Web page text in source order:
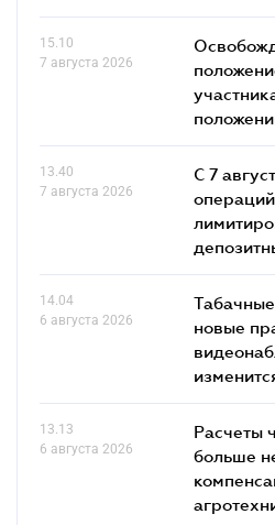
15.10
7 августа 2026
13.40
7 августа 2026
С 7
14.04
6 августа 2026
новые
13.13
6 августа 2026
Расчеты
больше